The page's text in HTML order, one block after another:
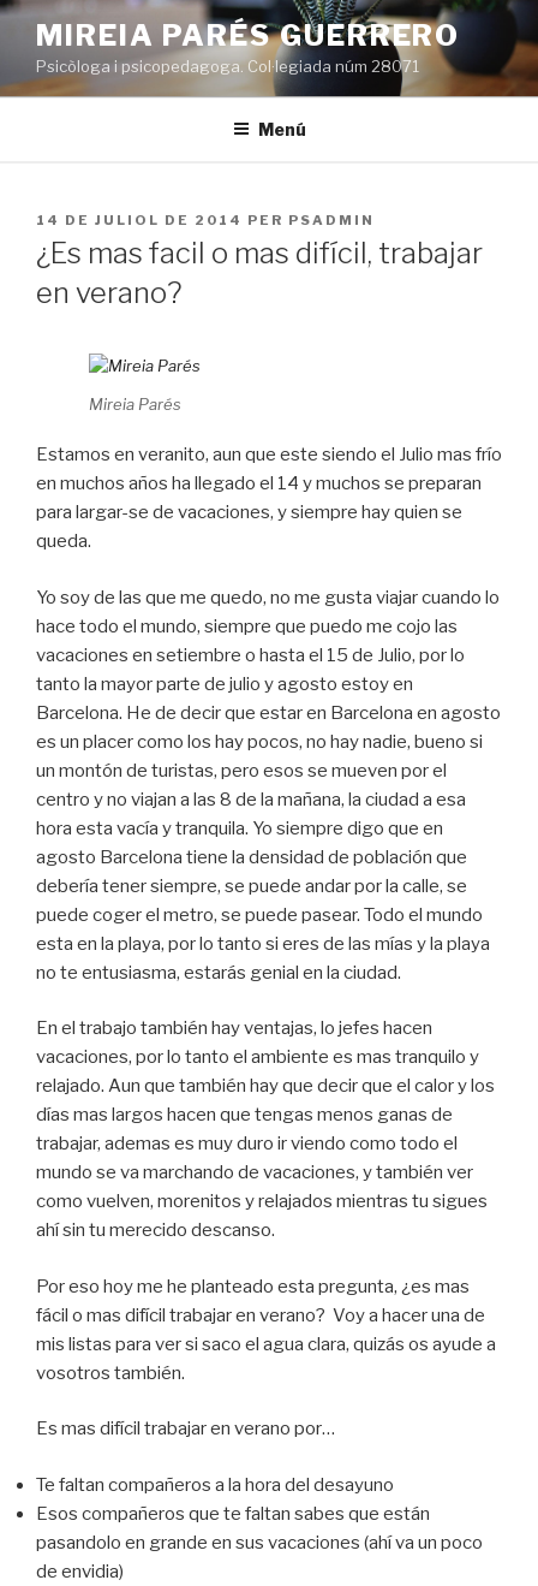
Vés
contingut
MIREIA PARÉS GUERRERO
Psicòloga i psicopedagoga. Col·legiada núm 28071
Menú
PUBLICAT
14 DE JULIOL DE 2014 PER PSADMIN
¿Es mas facil o mas difícil, trabajar
en verano?
Mireia Parés
Estamos en veranito, aun que este siendo el Julio mas frío
en muchos años ha llegado el 14 y muchos se preparan
para largar-se de vacaciones, y siempre hay quien se
queda.
Yo soy de las que me quedo, no me gusta viajar cuando lo
hace todo el mundo, siempre que puedo me cojo las
vacaciones en setiembre o hasta el 15 de Julio, por lo
tanto la mayor parte de julio y agosto estoy en
Barcelona. He de decir que estar en Barcelona en agosto
es un placer como los hay pocos, no hay nadie, bueno si
un montón de turistas, pero esos se mueven por el
centro y no viajan a las 8 de la mañana, la ciudad a esa
hora esta vacía y tranquila. Yo siempre digo que en
agosto Barcelona tiene la densidad de población que
debería tener siempre, se puede andar por la calle, se
puede coger el metro, se puede pasear. Todo el mundo
esta en la playa, por lo tanto si eres de las mías y la playa
no te entusiasma, estarás genial en la ciudad.
En el trabajo también hay ventajas, lo jefes hacen
vacaciones, por lo tanto el ambiente es mas tranquilo y
relajado. Aun que también hay que decir que el calor y los
días mas largos hacen que tengas menos ganas de
trabajar, ademas es muy duro ir viendo como todo el
mundo se va marchando de vacaciones, y también ver
como vuelven, morenitos y relajados mientras tu sigues
ahí sin tu merecido descanso.
Por eso hoy me he planteado esta pregunta, ¿es mas
fácil o mas difícil trabajar en verano? Voy a hacer una de
mis listas para ver si saco el agua clara, quizás os ayude a
vosotros también.
Es mas difícil trabajar en verano por…
Te faltan compañeros a la hora del desayuno
Esos compañeros que te faltan sabes que están
pasandolo en grande en sus vacaciones (ahí va un poco
de envidia)